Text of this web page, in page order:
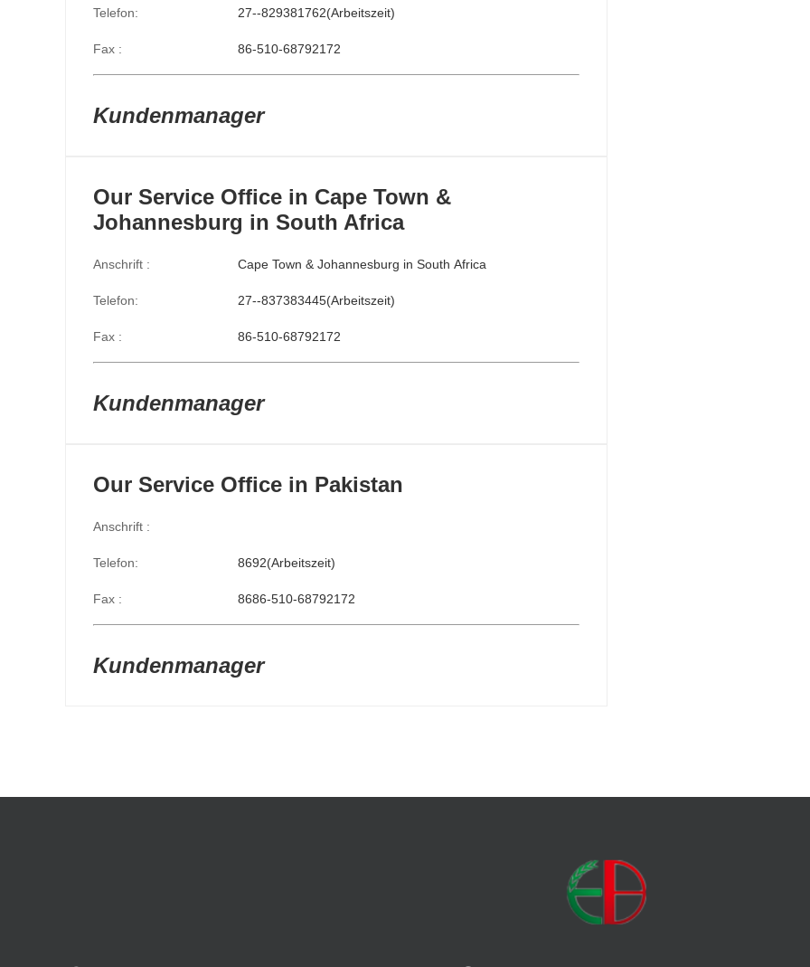
Telefon: 27--829381762(Arbeitszeit)
Fax : 86-510-68792172
Kundenmanager
Our Service Office in Cape Town &
Johannesburg in South Africa
Anschrift : Cape Town & Johannesburg in South Africa
Telefon: 27--837383445(Arbeitszeit)
Fax : 86-510-68792172
Kundenmanager
Our Service Office in Pakistan
Anschrift :
Telefon: 8692(Arbeitszeit)
Fax : 8686-510-68792172
Kundenmanager